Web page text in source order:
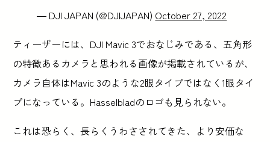
— DJI JAPAN (@DJIJAPAN) October 27, 2022
ティーザーには、DJI Mavic 3でおなじみである、五角形
の特徴あるカメラと思われる画像が掲載されているが、
カメラ自体はMavic 3のような2眼タイプではなく1眼タイ
プになっている。Hasselbladのロゴも見られない。
これは恐らく、長らくうわさされてきた、より安価な